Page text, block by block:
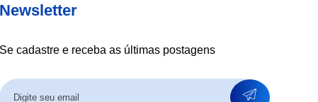
Newsletter
Se cadastre e receba as últimas postagens